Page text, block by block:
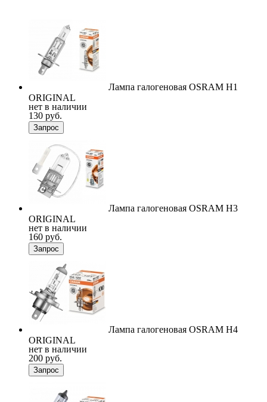
Лампа галогеновая OSRAM H1
ORIGINAL
нет в наличии
130 руб.
Запрос
Лампа галогеновая OSRAM H3
ORIGINAL
нет в наличии
160 руб.
Запрос
Лампа галогеновая OSRAM H4
ORIGINAL
нет в наличии
200 руб.
Запрос